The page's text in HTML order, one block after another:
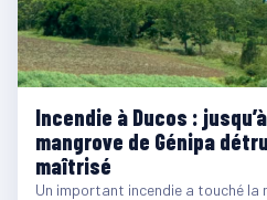
Incendie à Ducos :
mangrove de Génipa
maîtrisé
Un important incendie a touché la